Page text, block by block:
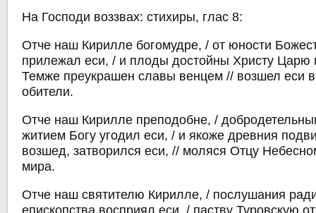
На Господи воззвах: стихиры, глас 8:
Отче наш Кирилле богомудре, / от юности
прилежал еси, / и плоды достойны Христу Царю
Темже преукрашен славы венцем // возшел еси
обители.
Отче наш Кирилле преподобне, /
житием Богу угодил еси, / и якоже древния
возшед, затворился еси, // моляся Отцу
мира.
Отче наш святителю Кирилле, / послушания